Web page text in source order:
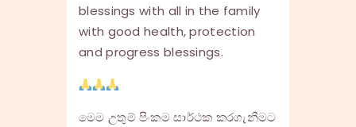
blessings with all in the family
with good health, protection
and progress blessings.
මෙම උතුම් පිංකම සාර්ථක කරගැනීමට